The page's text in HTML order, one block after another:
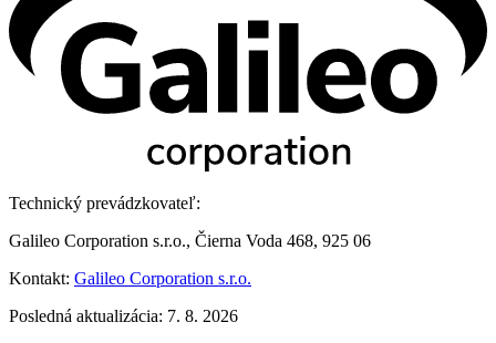
Technický prevádzkovateľ:
Galileo Corporation s.r.o., Čierna Voda 468, 925 06
Kontakt: Galileo Corporation s.r.o.
Posledná aktualizácia: 7. 8. 2026